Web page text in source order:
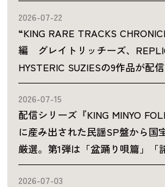
2026-07-22
“KING RARE TRACKS
編 グレイトリッチーズ、
HYSTERIC SUZIESの9作品が配
2026-07-15
配信シリーズ『KING MINYO
に産み出された民謡SP盤から国
厳選。第1弾は「盆踊り唄篇」「
2026-07-03